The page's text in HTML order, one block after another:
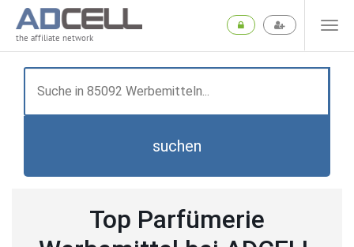
the affiliate network
suchen
Top Parfümerie